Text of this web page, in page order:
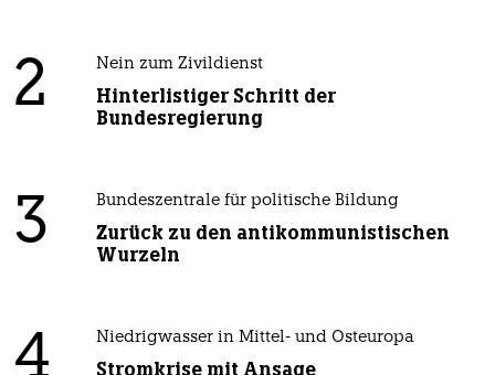
2 Nein zum Zivildienst
Hinterlistiger Schritt der
Bundesregierung
3 Bundeszentrale für politische Bildung
Zurück zu den antikommunistischen
Wurzeln
Niedrigwasser in Mittel- und Osteuropa
Stromkrise mit Ansage